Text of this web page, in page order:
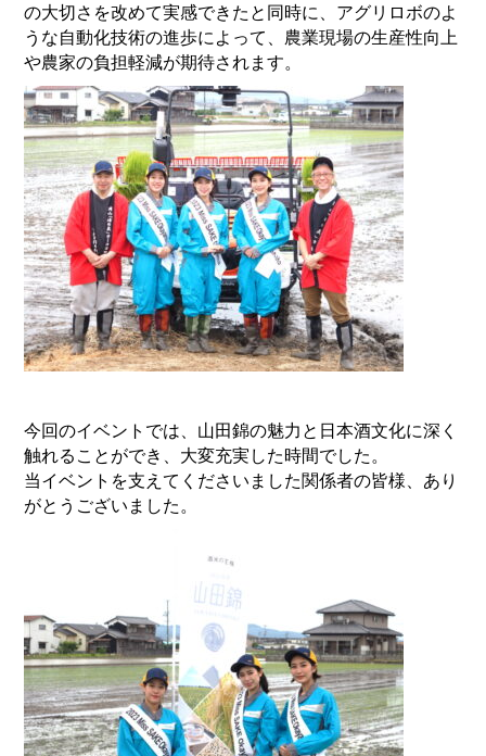
の大切さを改めて実感できたと同時に、 アグリロボのよ
うな自動化技術の進歩によって、 農業現場の生産性向上
や農家の負担軽減が期待されます。
今回のイベントでは、 山田錦の魅力と日本酒文化に深く
触れることができ、 大変充実した時間でした。
当イベントを支えてくださいました関係者の皆様、 あり
がとうございました。